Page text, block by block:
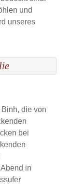
und
unseres
die von
bei
in